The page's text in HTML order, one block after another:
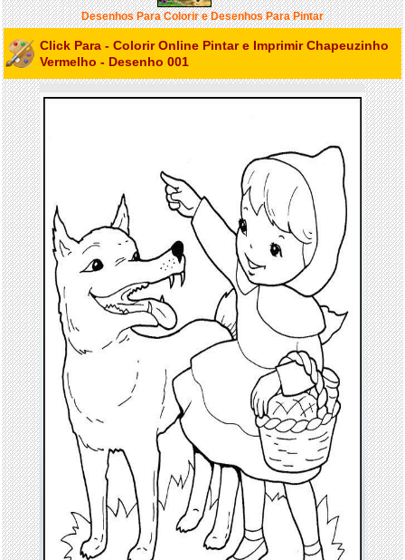
Desenhos Para Colorir e Desenhos Para Pintar
Click Para - Colorir Online Pintar e Imprimir Chapeuzinho
Vermelho - Desenho 001